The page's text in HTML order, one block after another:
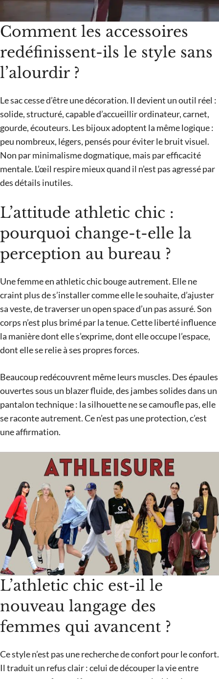
Comment les accessoires
redéfinissent-ils le style sans
l’alourdir ?
Le sac cesse d’être une décoration. Il devient un outil réel :
solide, structuré, capable d’accueillir ordinateur, carnet,
gourde, écouteurs. Les bijoux adoptent la même logique :
peu nombreux, légers, pensés pour éviter le bruit visuel.
Non par minimalisme dogmatique, mais par efficacité
mentale. L’œil respire mieux quand il n’est pas agressé par
des détails inutiles.
L’attitude athletic chic :
pourquoi change-t-elle la
perception au bureau ?
Une femme en athletic chic bouge autrement. Elle ne
craint plus de s’installer comme elle le souhaite, d’ajuster
sa veste, de traverser un open space d’un pas assuré. Son
corps n’est plus brimé par la tenue. Cette liberté influence
la manière dont elle s’exprime, dont elle occupe l’espace,
dont elle se relie à ses propres forces.
Beaucoup redécouvrent même leurs muscles. Des épaules
ouvertes sous un blazer fluide, des jambes solides dans un
pantalon technique : la silhouette ne se camoufle pas, elle
se raconte autrement. Ce n’est pas une protection, c’est
une affirmation.
L’athletic chic est-il le
nouveau langage des
femmes qui avancent ?
Ce style n’est pas une recherche de confort pour le confort.
Il traduit un refus clair : celui de découper la vie entre